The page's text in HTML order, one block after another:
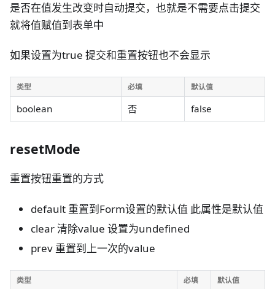
是否在值发生改变时自动提交，也就是不需要点击提交
就将值赋值到表单中
如果设置为true 提交和重置按钮也不会显示
类型 必填 默认值
boolean 否 false
resetMode
重置按钮重置的方式
default 重置到Form设置的默认值 此属性是默认值
clear 清除value 设置为undefined
prev 重置到上一次的value
类型 必填 默认值